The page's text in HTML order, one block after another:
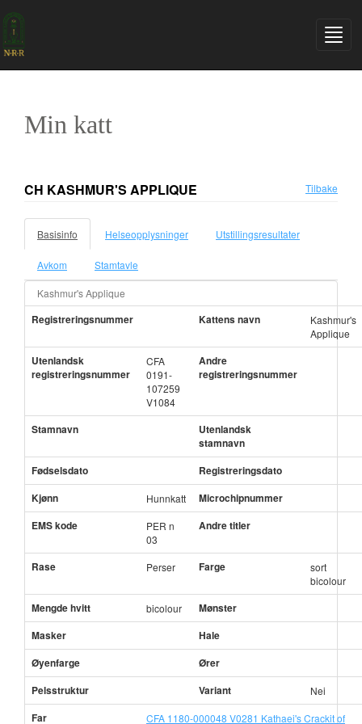
Min katt
CH KASHMUR'S APPLIQUE Tilbake
Basisinfo Helseopplysninger Utstillingsresultater
Avkom Stamtavle
Kashmur's Applique
Registreringsnummer Kattens navn
Kashmur's
Applique
Utenlandsk
registreringsnummer
CFA
0191-
107259
V1084
Andre
registreringsnummer
Stamnavn
Utenlandsk
stamnavn
Fødselsdato
Registreringsdato
Kjønn
Hunnkatt
Microchipnummer
EMS kode
PER n
03
Andre titler
Rase Perser Farge
sort
bicolour
Mengde hvitt bicolour
Mønster
Masker
Hale
Øyenfarge
Ører
Pelsstruktur
Variant Nei
Far CFA 1180-000048 V0281 Kathaei's Crackit of